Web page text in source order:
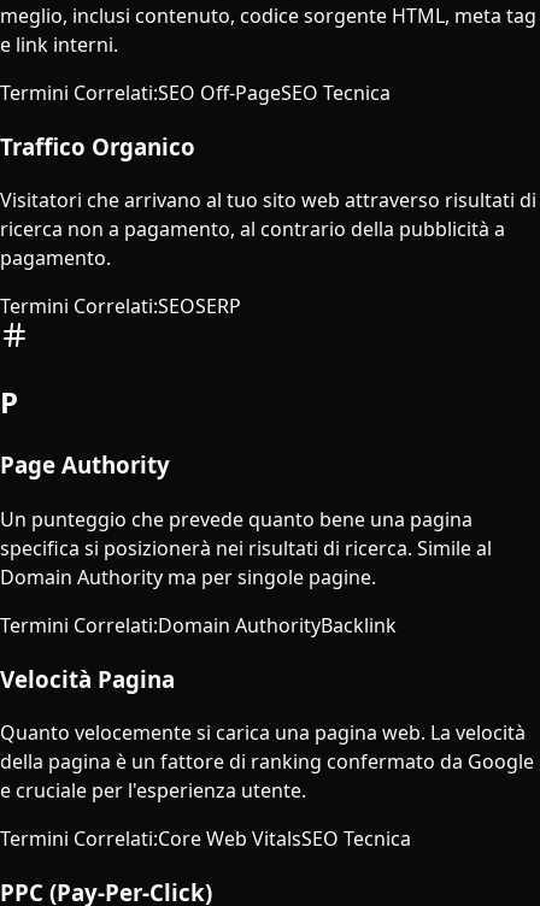
meglio, inclusi contenuto, codice sorgente HTML, meta tag
e link interni.
Termini Correlati:SEO Off-PageSEO Tecnica
Traffico Organico
Visitatori che arrivano al tuo sito web attraverso risultati di
ricerca non a pagamento, al contrario della pubblicità a
pagamento.
Termini Correlati:SEOSERP
P
Page Authority
Un punteggio che prevede quanto bene una pagina
specifica si posizionerà nei risultati di ricerca. Simile al
Domain Authority ma per singole pagine.
Termini Correlati:Domain AuthorityBacklink
Velocità Pagina
Quanto velocemente si carica una pagina web. La velocità
della pagina è un fattore di ranking confermato da Google
e cruciale per l'esperienza utente.
Termini Correlati:Core Web VitalsSEO Tecnica
PPC (Pay-Per-Click)